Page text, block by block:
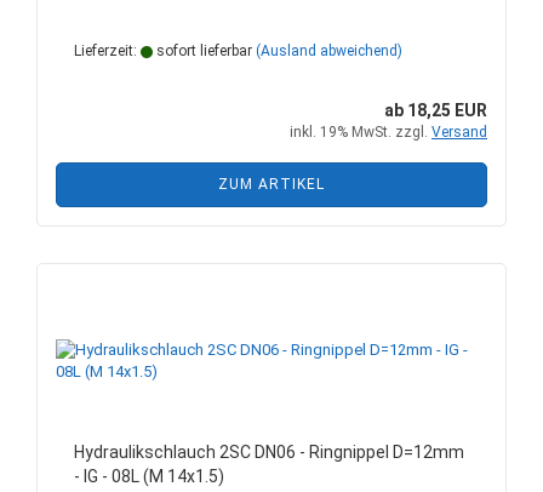
Lieferzeit: sofort lieferbar (Ausland abweichend)
ab 18,25 EUR
inkl. 19% MwSt. zzgl. Versand
ZUM ARTIKEL
Hydraulikschlauch 2SC DN06 - Ringnippel D=12mm
- IG - 08L (M 14x1.5)